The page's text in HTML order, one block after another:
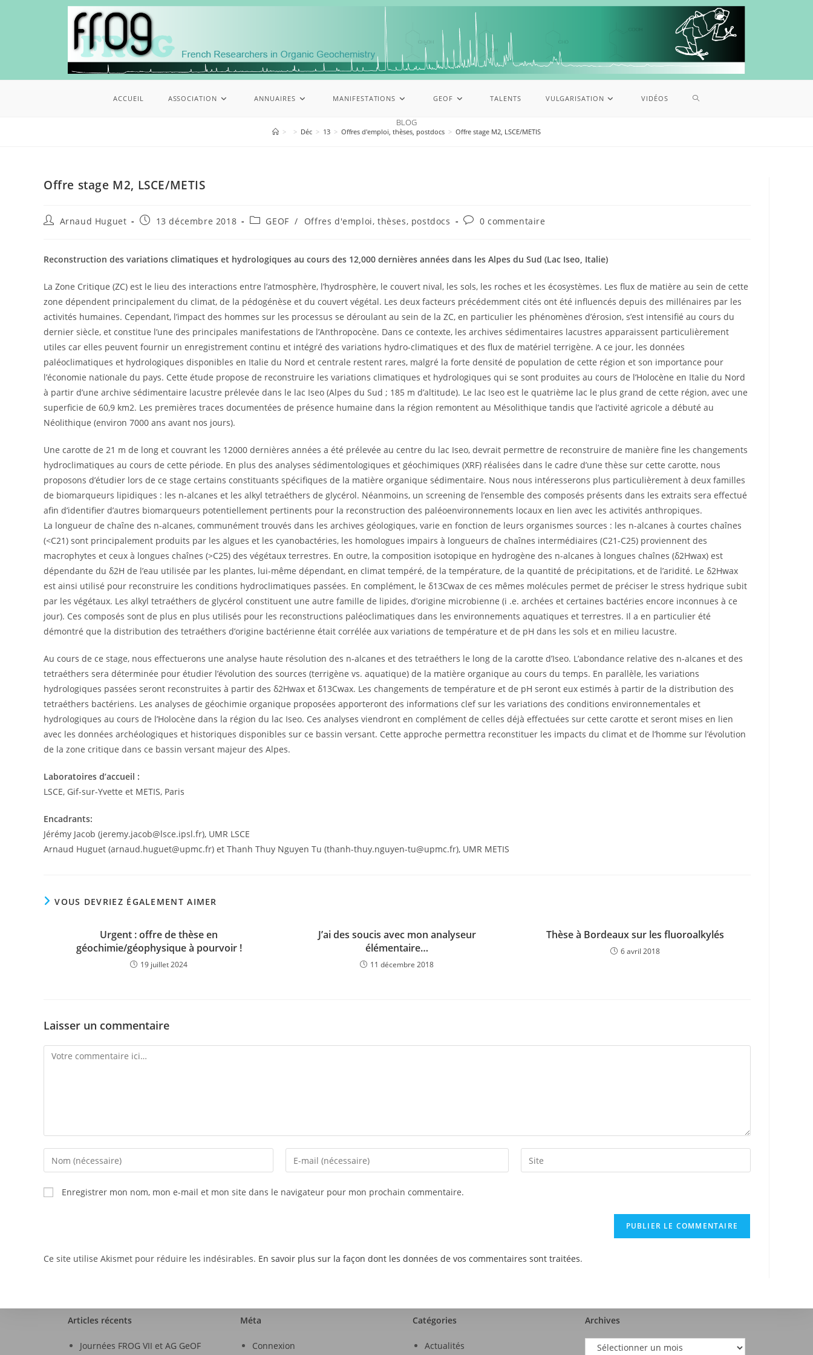
ACCUEIL ASSOCIATION ANNUAIRES MANIFESTATIONS GEOF TALENTS VULGARISATION VIDÉOS
BLOG
> > Déc > 13 > Offres d'emploi, thèses, postdocs > Offre stage M2, LSCE/METIS
Offre stage M2, LSCE/METIS
Arnaud Huguet 13 décembre 2018 GEOF / Offres d'emploi, thèses, postdocs 0 commentaire
Reconstruction des variations climatiques et hydrologiques au cours des 12,000 dernières années dans les Alpes du Sud (Lac Iseo, Italie)
La Zone Critique (ZC) est le lieu des interactions entre l’atmosphère, l’hydrosphère, le couvert nival, les sols, les roches et les écosystèmes. Les flux de matière au sein de cette
zone dépendent principalement du climat, de la pédogénèse et du couvert végétal. Les deux facteurs précédemment cités ont été influencés depuis des millénaires par les
activités humaines. Cependant, l’impact des hommes sur les processus se déroulant au sein de la ZC, en particulier les phénomènes d’érosion, s’est intensifié au cours du
dernier siècle, et constitue l’une des principales manifestations de l’Anthropocène. Dans ce contexte, les archives sédimentaires lacustres apparaissent particulièrement
utiles car elles peuvent fournir un enregistrement continu et intégré des variations hydro-climatiques et des flux de matériel terrigène. A ce jour, les données
paléoclimatiques et hydrologiques disponibles en Italie du Nord et centrale restent rares, malgré la forte densité de population de cette région et son importance pour
l’économie nationale du pays. Cette étude propose de reconstruire les variations climatiques et hydrologiques qui se sont produites au cours de l’Holocène en Italie du Nord
à partir d’une archive sédimentaire lacustre prélevée dans le lac Iseo (Alpes du Sud ; 185 m d’altitude). Le lac Iseo est le quatrième lac le plus grand de cette région, avec une
superficie de 60,9 km2. Les premières traces documentées de présence humaine dans la région remontent au Mésolithique tandis que l’activité agricole a débuté au
Néolithique (environ 7000 ans avant nos jours).
Une carotte de 21 m de long et couvrant les 12000 dernières années a été prélevée au centre du lac Iseo, devrait permettre de reconstruire de manière fine les changements
hydroclimatiques au cours de cette période. En plus des analyses sédimentologiques et géochimiques (XRF) réalisées dans le cadre d’une thèse sur cette carotte, nous
proposons d’étudier lors de ce stage certains constituants spécifiques de la matière organique sédimentaire. Nous nous intéresserons plus particulièrement à deux familles
de biomarqueurs lipidiques : les n-alcanes et les alkyl tetraéthers de glycérol. Néanmoins, un screening de l’ensemble des composés présents dans les extraits sera effectué
afin d’identifier d’autres biomarqueurs potentiellement pertinents pour la reconstruction des paléoenvironnements locaux en lien avec les activités anthropiques.
La longueur de chaîne des n-alcanes, communément trouvés dans les archives géologiques, varie en fonction de leurs organismes sources : les n-alcanes à courtes chaînes
(<C21) sont principalement produits par les algues et les cyanobactéries, les homologues impairs à longueurs de chaînes intermédiaires (C21-C25) proviennent des
macrophytes et ceux à longues chaînes (>C25) des végétaux terrestres. En outre, la composition isotopique en hydrogène des n-alcanes à longues chaînes (δ2Hwax) est
dépendante du δ2H de l’eau utilisée par les plantes, lui-même dépendant, en climat tempéré, de la température, de la quantité de précipitations, et de l’aridité. Le δ2Hwax
est ainsi utilisé pour reconstruire les conditions hydroclimatiques passées. En complément, le δ13Cwax de ces mêmes molécules permet de préciser le stress hydrique subit
par les végétaux. Les alkyl tetraéthers de glycérol constituent une autre famille de lipides, d’origine microbienne (i .e. archées et certaines bactéries encore inconnues à ce
jour). Ces composés sont de plus en plus utilisés pour les reconstructions paléoclimatiques dans les environnements aquatiques et terrestres. Il a en particulier été
démontré que la distribution des tetraéthers d’origine bactérienne était corrélée aux variations de température et de pH dans les sols et en milieu lacustre.
Au cours de ce stage, nous effectuerons une analyse haute résolution des n-alcanes et des tetraéthers le long de la carotte d’Iseo. L’abondance relative des n-alcanes et des
tetraéthers sera déterminée pour étudier l’évolution des sources (terrigène vs. aquatique) de la matière organique au cours du temps. En parallèle, les variations
hydrologiques passées seront reconstruites à partir des δ2Hwax et δ13Cwax. Les changements de température et de pH seront eux estimés à partir de la distribution des
tetraéthers bactériens. Les analyses de géochimie organique proposées apporteront des informations clef sur les variations des conditions environnementales et
hydrologiques au cours de l’Holocène dans la région du lac Iseo. Ces analyses viendront en complément de celles déjà effectuées sur cette carotte et seront mises en lien
avec les données archéologiques et historiques disponibles sur ce bassin versant. Cette approche permettra reconstituer les impacts du climat et de l’homme sur l’évolution
de la zone critique dans ce bassin versant majeur des Alpes.
Laboratoires d’accueil :
LSCE, Gif-sur-Yvette et METIS, Paris
Encadrants:
Jérémy Jacob (jeremy.jacob@lsce.ipsl.fr), UMR LSCE
Arnaud Huguet (arnaud.huguet@upmc.fr) et Thanh Thuy Nguyen Tu (thanh-thuy.nguyen-tu@upmc.fr), UMR METIS
VOUS DEVRIEZ ÉGALEMENT AIMER
Urgent : offre de thèse en
géochimie/géophysique à pourvoir !
19 juillet 2024
J’ai des soucis avec mon analyseur
élémentaire…
11 décembre 2018
Thèse à Bordeaux sur les fluoroalkylés
6 avril 2018
Laisser un commentaire
Enregistrer mon nom, mon e-mail et mon site dans le navigateur pour mon prochain commentaire.
Ce site utilise Akismet pour réduire les indésirables. En savoir plus sur la façon dont les données de vos commentaires sont traitées.
Articles récents
Journées FROG VII et AG GeOF
Méta
Connexion
Catégories
Actualités
Archives